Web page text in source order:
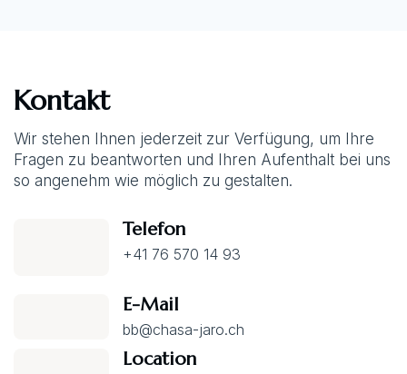
Kontakt
Wir stehen Ihnen jederzeit zur Verfügung, um Ihre
Fragen zu beantworten und Ihren Aufenthalt bei uns
so angenehm wie möglich zu gestalten.
Telefon
+41 76 570 14 93
E-Mail
bb@chasa-jaro.ch
Location